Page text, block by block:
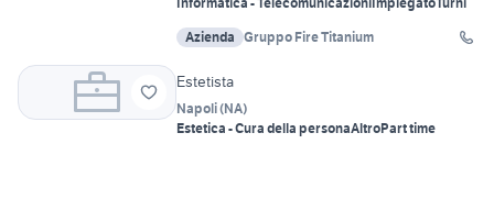
Azienda Gruppo Fire Titanium
Estetista
Napoli(NA)
Estetica - Cura della personaAltroPart time